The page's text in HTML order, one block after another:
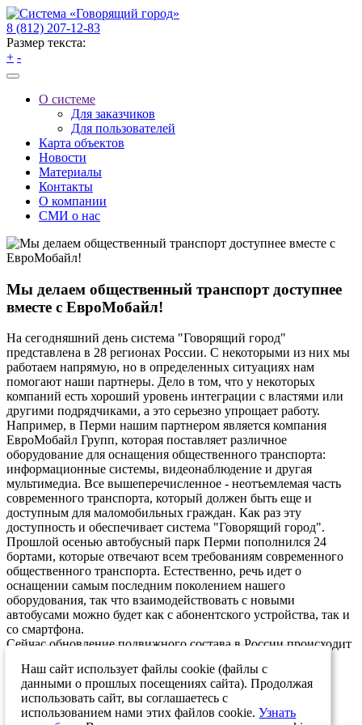
8 (812) 207-12-83
Размер текста:
+ -
О системе
Для заказчиков
Для пользователей
Карта объектов
Новости
Материалы
Контакты
О компании
СМИ о нас
Мы делаем общественный транспорт доступнее
вместе с ЕвроМобайл!
На сегодняшний день система "Говорящий город"
представлена в 28 регионах России. С некоторыми из них мы
работаем напрямую, но в определенных ситуациях нам
помогают наши партнеры. Дело в том, что у некоторых
компаний есть хороший уровень интеграции с властями или
другими подрядчиками, а это серьезно упрощает работу.
Например, в Перми нашим партнером является компания
ЕвроМобайл Групп, которая поставляет различное
оборудование для оснащения общественного транспорта:
информационные системы, видеонаблюдение и другая
мультимедиа. Все вышеперечисленное - неотъемлемая часть
современного транспорта, который должен быть еще и
доступным для маломобильных граждан. Как раз эту
доступность и обеспечивает система "Говорящий город".
Прошлой осенью автобусный парк Перми пополнился 24
бортами, которые отвечают всем требованиям современного
общественного транспорта. Естественно, речь идет о
оснащении самым последним поколением нашего
оборудования, так что взаимодействовать с новыми
автобусами можно будет как с абонентского устройства, так и
со смартфона.
Сейчас обновление подвижного состава в России происходит
ЕвроМобайл будет очень много работы!
24.09.2021
Возврат к списку
Наш сайт использует файлы cookie (файлы с
данными о прошлых посещениях сайта). Продолжая
использовать сайт, вы соглашаетесь с
использованием нами этих файлов cookie.Узнать